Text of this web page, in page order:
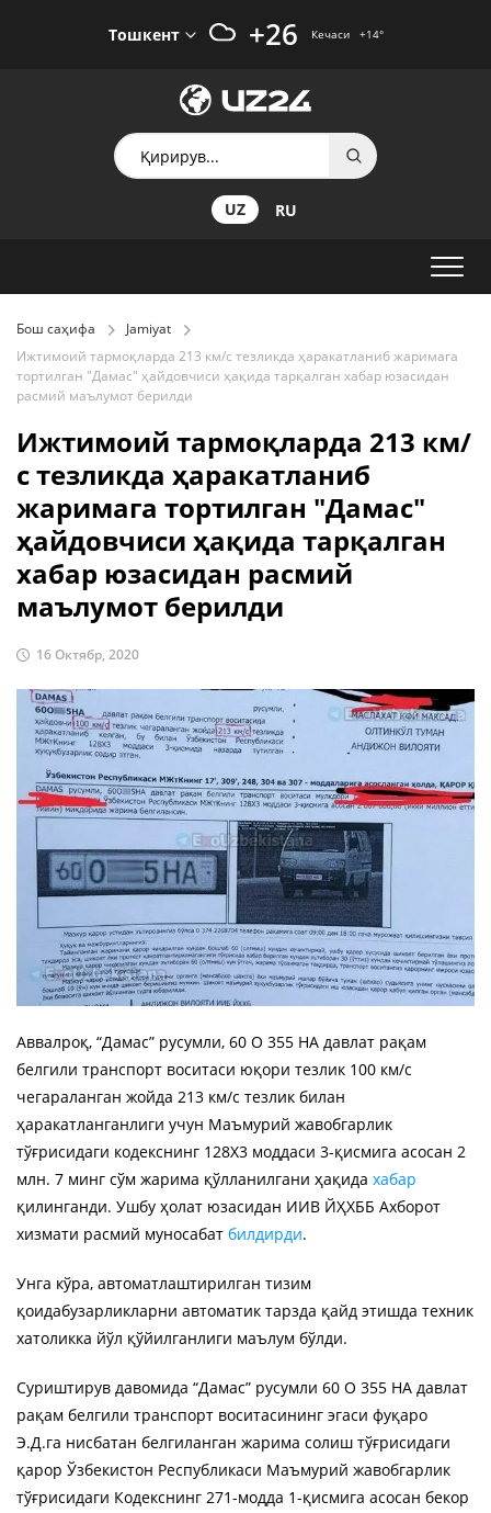
Тошкент +26 Кечаси +14°
UZ RU
Бош саҳифа
Jamiyat
Ижтимоий тармоқларда 213 км/с тезликда ҳаракатланиб жаримага
тортилган "Дамас" ҳайдовчиси ҳақида тарқалган хабар юзасидан
расмий маълумот берилди
Ижтимоий тармоқларда 213 км/
с тезликда ҳаракатланиб
жаримага тортилган "Дамас"
ҳайдовчиси ҳақида тарқалган
хабар юзасидан расмий
маълумот берилди
16 Октябр, 2020
Аввалроқ, “Дамас” русумли, 60 О 355 НА давлат рақам
белгили транспорт воситаси юқори тезлик 100 км/с
чегараланган жойда 213 км/с тезлик билан
ҳаракатланганлиги учун Маъмурий жавобгарлик
тўғрисидаги кодекснинг 128Х3 моддаси 3-қисмига асосан 2
млн. 7 минг сўм жарима қўлланилгани ҳақида хабар
қилинганди. Ушбу ҳолат юзасидан ИИВ ЙҲХББ Ахборот
хизмати расмий муносабат билдирди.
Унга кўра, автоматлаштирилган тизим
қоидабузарликларни автоматик тарзда қайд этишда техник
хатоликка йўл қўйилганлиги маълум бўлди.
Суриштирув давомида “Дамас” русумли 60 О 355 НА давлат
рақам белгили транспорт воситасининг эгаси фуқаро
Э.Д.га нисбатан белгиланган жарима солиш тўғрисидаги
қарор Ўзбекистон Республикаси Маъмурий жавобгарлик
тўғрисидаги Кодекснинг 271-модда 1-қисмига асосан бекор